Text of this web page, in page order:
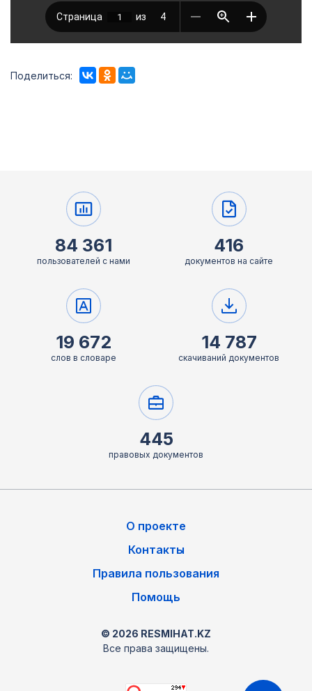
Поделиться:
84 361
пользователей с нами
416
документов на сайте
19 672
слов в словаре
14 787
скачиваний документов
445
правовых документов
О проекте
Контакты
Правила пользования
Помощь
© 2026 RESMIHAT.KZ
Все права защищены.